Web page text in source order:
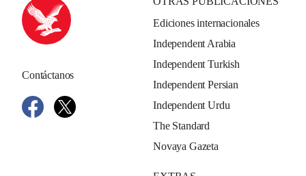
Contáctanos
Ediciones internacionales
Independent Arabia
Independent Turkish
Independent Persian
Independent Urdu
The Standard
Novaya Gazeta